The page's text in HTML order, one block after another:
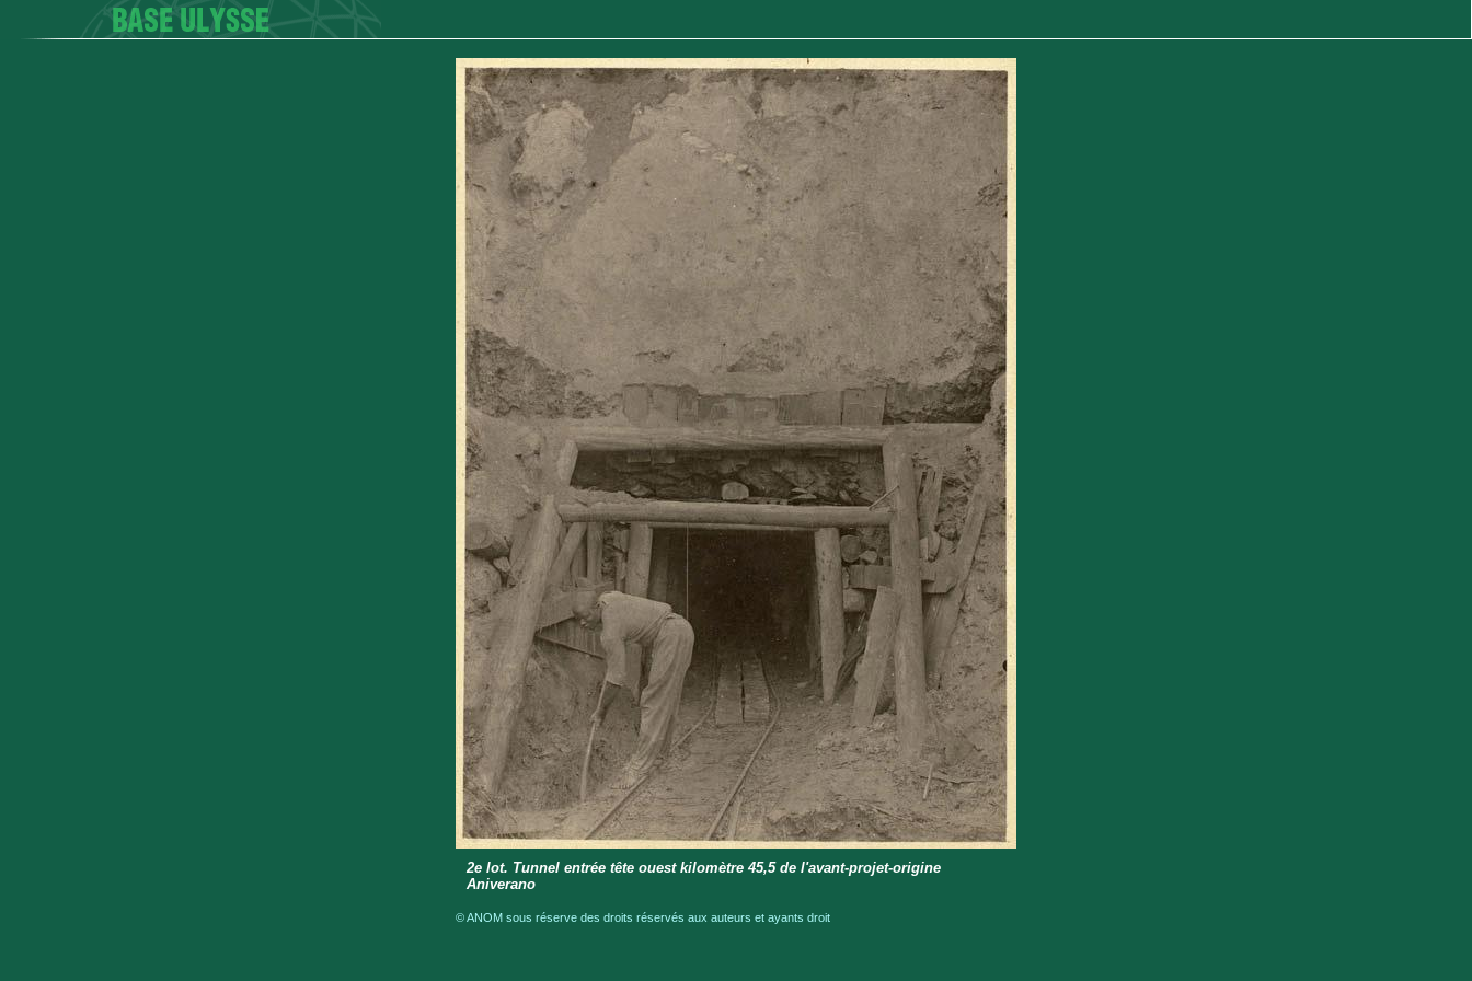
2e lot. Tunnel entrée tête ouest kilomètre 45,5 de l'avant-projet-origine
Aniverano
© ANOM sous réserve des droits réservés aux auteurs et ayants droit